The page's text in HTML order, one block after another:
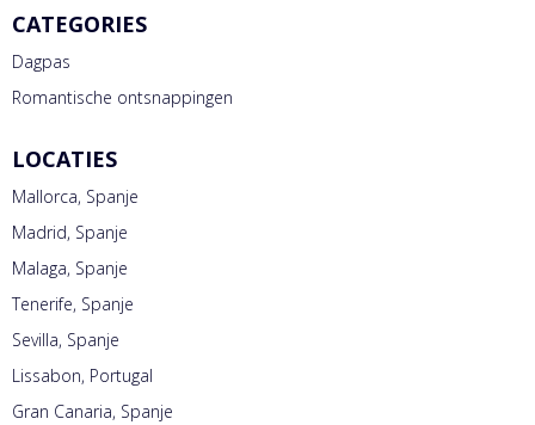
CATEGORIES
Dagpas
Romantische ontsnappingen
LOCATIES
Mallorca, Spanje
Madrid, Spanje
Malaga, Spanje
Tenerife, Spanje
Sevilla, Spanje
Lissabon, Portugal
Gran Canaria, Spanje